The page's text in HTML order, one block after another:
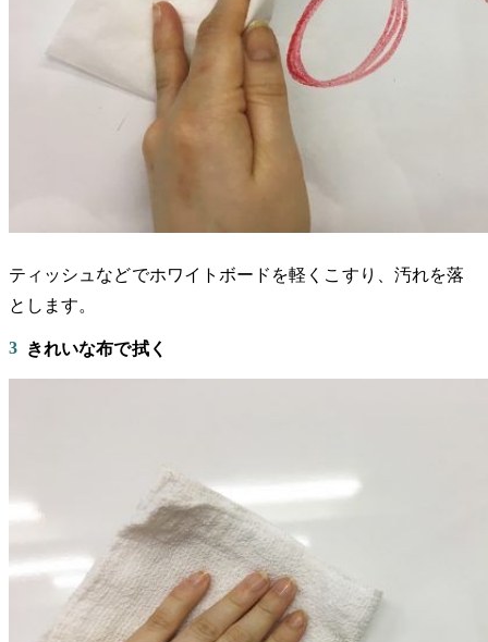
ティッシュなどでホワイトボードを軽くこすり、汚れを落
とします。
3 きれいな布で拭く